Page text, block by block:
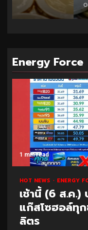
06/08/2026
Energy Force
1 min read
HOT NEWS ENERGY
เช้านี้ (6 ส.ค
แก๊สโซฮอล์ทุ
ลิตร